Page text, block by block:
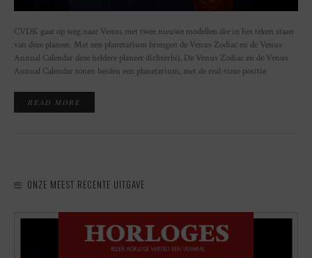
CVDK gaat op weg naar Venus met twee nieuwe modellen die in het teken staan
van deze planeet. Met een planetarium brengen de Venus Zodiac en de Venus
Annual Calendar deze heldere planeet dichterbij. De Venus Zodiac en de Venus
Annual Calendar tonen beiden een planetarium, met de real-time positie
READ MORE
ONZE MEEST RECENTE UITGAVE